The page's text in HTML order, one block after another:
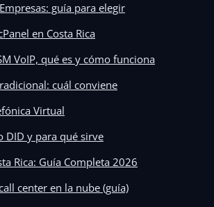
guía para elegir
en Costa Rica
VoIP, qué es y cómo funciona
cuál conviene
Virtual
DID y para qué sirve
Rica: Guía Completa 2026
center en la nube (guía)